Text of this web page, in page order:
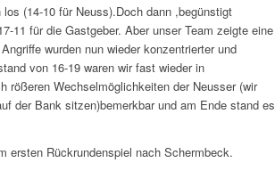
(14-10 für Neuss).Doch dann ,begünstigt
11 für die Gastgeber. Aber unser Team zeigte eine
wurden nun wieder konzentrierter und
von 16-19 waren wir fast wieder in
rößeren Wechselmöglichkeiten der Neusser (wir
der Bank sitzen)bemerkbar und am Ende stand es
ersten Rückrundenspiel nach Schermbeck.